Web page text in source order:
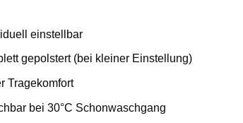
einstellbar
gepolstert (bei kleiner Einstellung)
Tragekomfort
bei 30°C Schonwaschgang